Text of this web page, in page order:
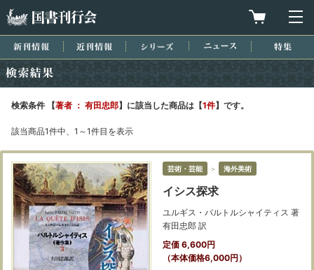
買物カゴを
新刊情報 近刊情報 シリーズ ニュース
検索条件 【著者 ： 有田忠郎】に該当した商品は【1件】です。
該当商品1件中、1～1件目を表示
芸術・芸能 ＞ 海外美術
イシス探求
ユルギス・バルトルシャイティス 著
有田忠郎 訳
定価 6,600円
（本体価格6,000円）